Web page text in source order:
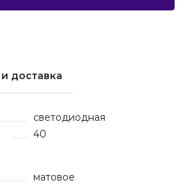
доставка
светодиодная
40
матовое